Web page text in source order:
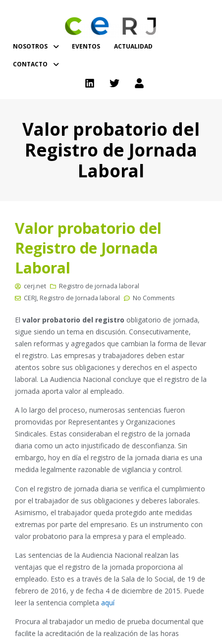
NOSOTROS EVENTOS ACTUALIDAD
CONTACTO
Valor probatorio del
Registro de Jornada
Laboral
Valor probatorio del
Registro de Jornada
Laboral
cerj.net
Registro de jornada laboral
CERJ, Registro de Jornada laboral No Comments
El valor probatorio del registro obligatorio de jornada,
sigue siendo un tema en discusión. Consecutivamente,
salen reformas y agregados que cambian la forma de llevar
el registro. Las empresas y trabajadores deben estar
atentos sobre sus obligaciones y derechos en el aspecto
laboral. La Audiencia Nacional concluye que el registro de la
jornada aporta valor al empleado.
A lo largo del proceso, numerosas sentencias fueron
promovidas por Representantes y Organizaciones
Sindicales. Estas consideraban el registro de la jornada
diaria como un acto injustificado de desconfianza. Sin
embargo, hoy en día el registro de la jornada diaria es una
medida legalmente razonable de vigilancia y control.
Con el registro de jornada diaria se verifica el cumplimiento
por el trabajador de sus obligaciones y deberes laborales.
Asimismo, el trabajador queda protegido ante medidas
extremas por parte del empresario. Es un instrumento con
valor probatorio para la empresa y para el empleado.
Las sentencias de la Audiencia Nacional realzan las
ventajas que el registro de la jornada proporciona al
empleado. Esto es a través de la Sala de lo Social, de 19 de
febrero de 2016, y de fecha 4 de diciembre de 2015. Puede
leer la sentencia completa aquí
Procura al trabajador un medio de prueba documental que
facilite la acreditación de la realización de las horas